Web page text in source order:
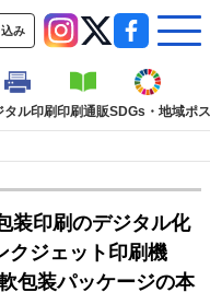
み
タル印刷印刷通販SDGs・地域ポ
コンテンツ
装印刷のデジタル化
クジェット印刷機
包装パッケージの本